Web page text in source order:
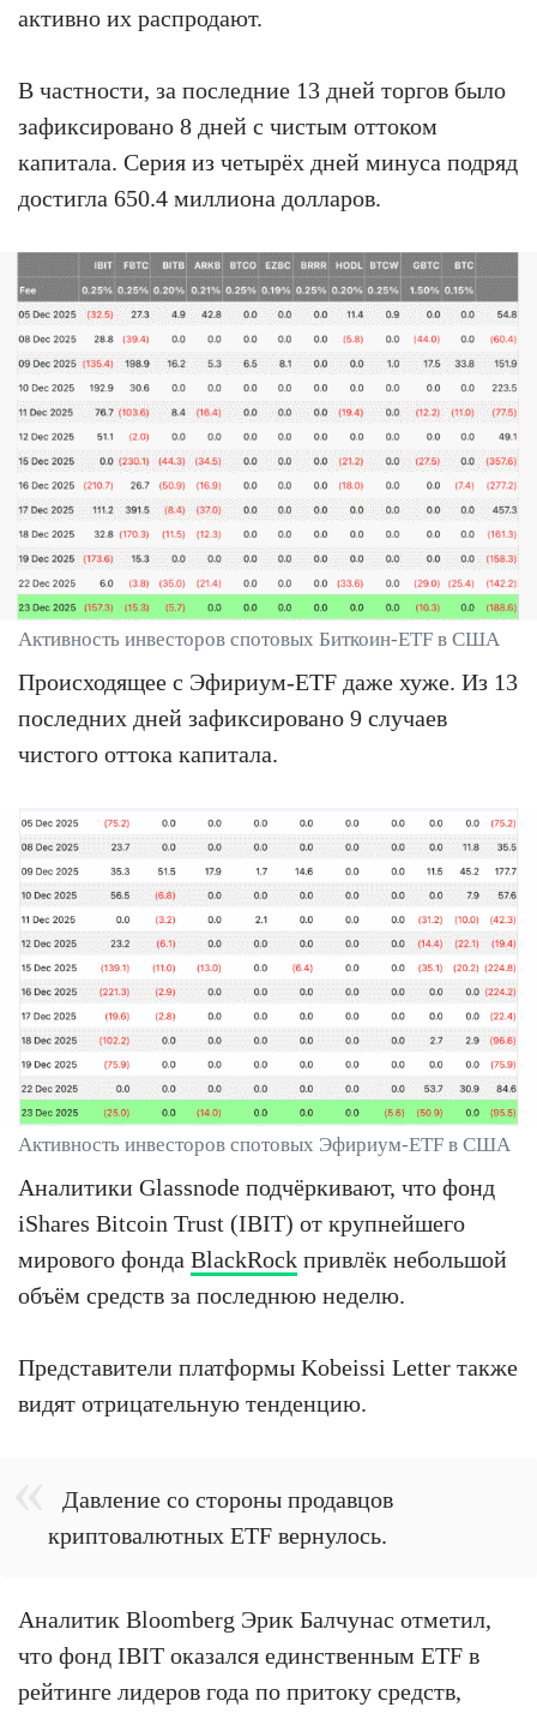
активно их распродают.
В частности, за последние 13 дней торгов было
зафиксировано 8 дней с чистым оттоком
капитала. Серия из четырёх дней минуса подряд
достигла 650.4 миллиона долларов.
Активность инвесторов спотовых Биткоин-ETF в США
Происходящее с Эфириум-ETF даже хуже. Из 13
последних дней зафиксировано 9 случаев
чистого оттока капитала.
Активность инвесторов спотовых Эфириум-ETF в США
Аналитики Glassnode подчёркивают, что фонд
iShares Bitcoin Trust (IBIT) от крупнейшего
мирового фонда BlackRock привлёк небольшой
объём средств за последнюю неделю.
Представители платформы Kobeissi Letter также
видят отрицательную тенденцию.
Давление со стороны продавцов
криптовалютных ETF вернулось.
Аналитик Bloomberg Эрик Балчунас отметил,
что фонд IBIT оказался единственным ETF в
рейтинге лидеров года по притоку средств,